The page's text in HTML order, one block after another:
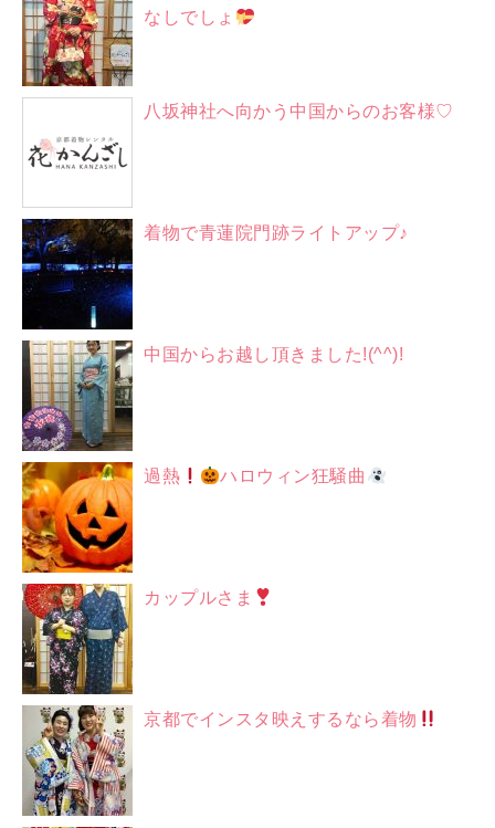
なしでしょ
八坂神社へ向かう中国からのお客様♡
着物で青蓮院門跡ライトアップ♪
中国からお越し頂きました!(^^)!
過熱 ハロウィン狂騒曲
カップルさま
京都でインスタ映えするなら着物